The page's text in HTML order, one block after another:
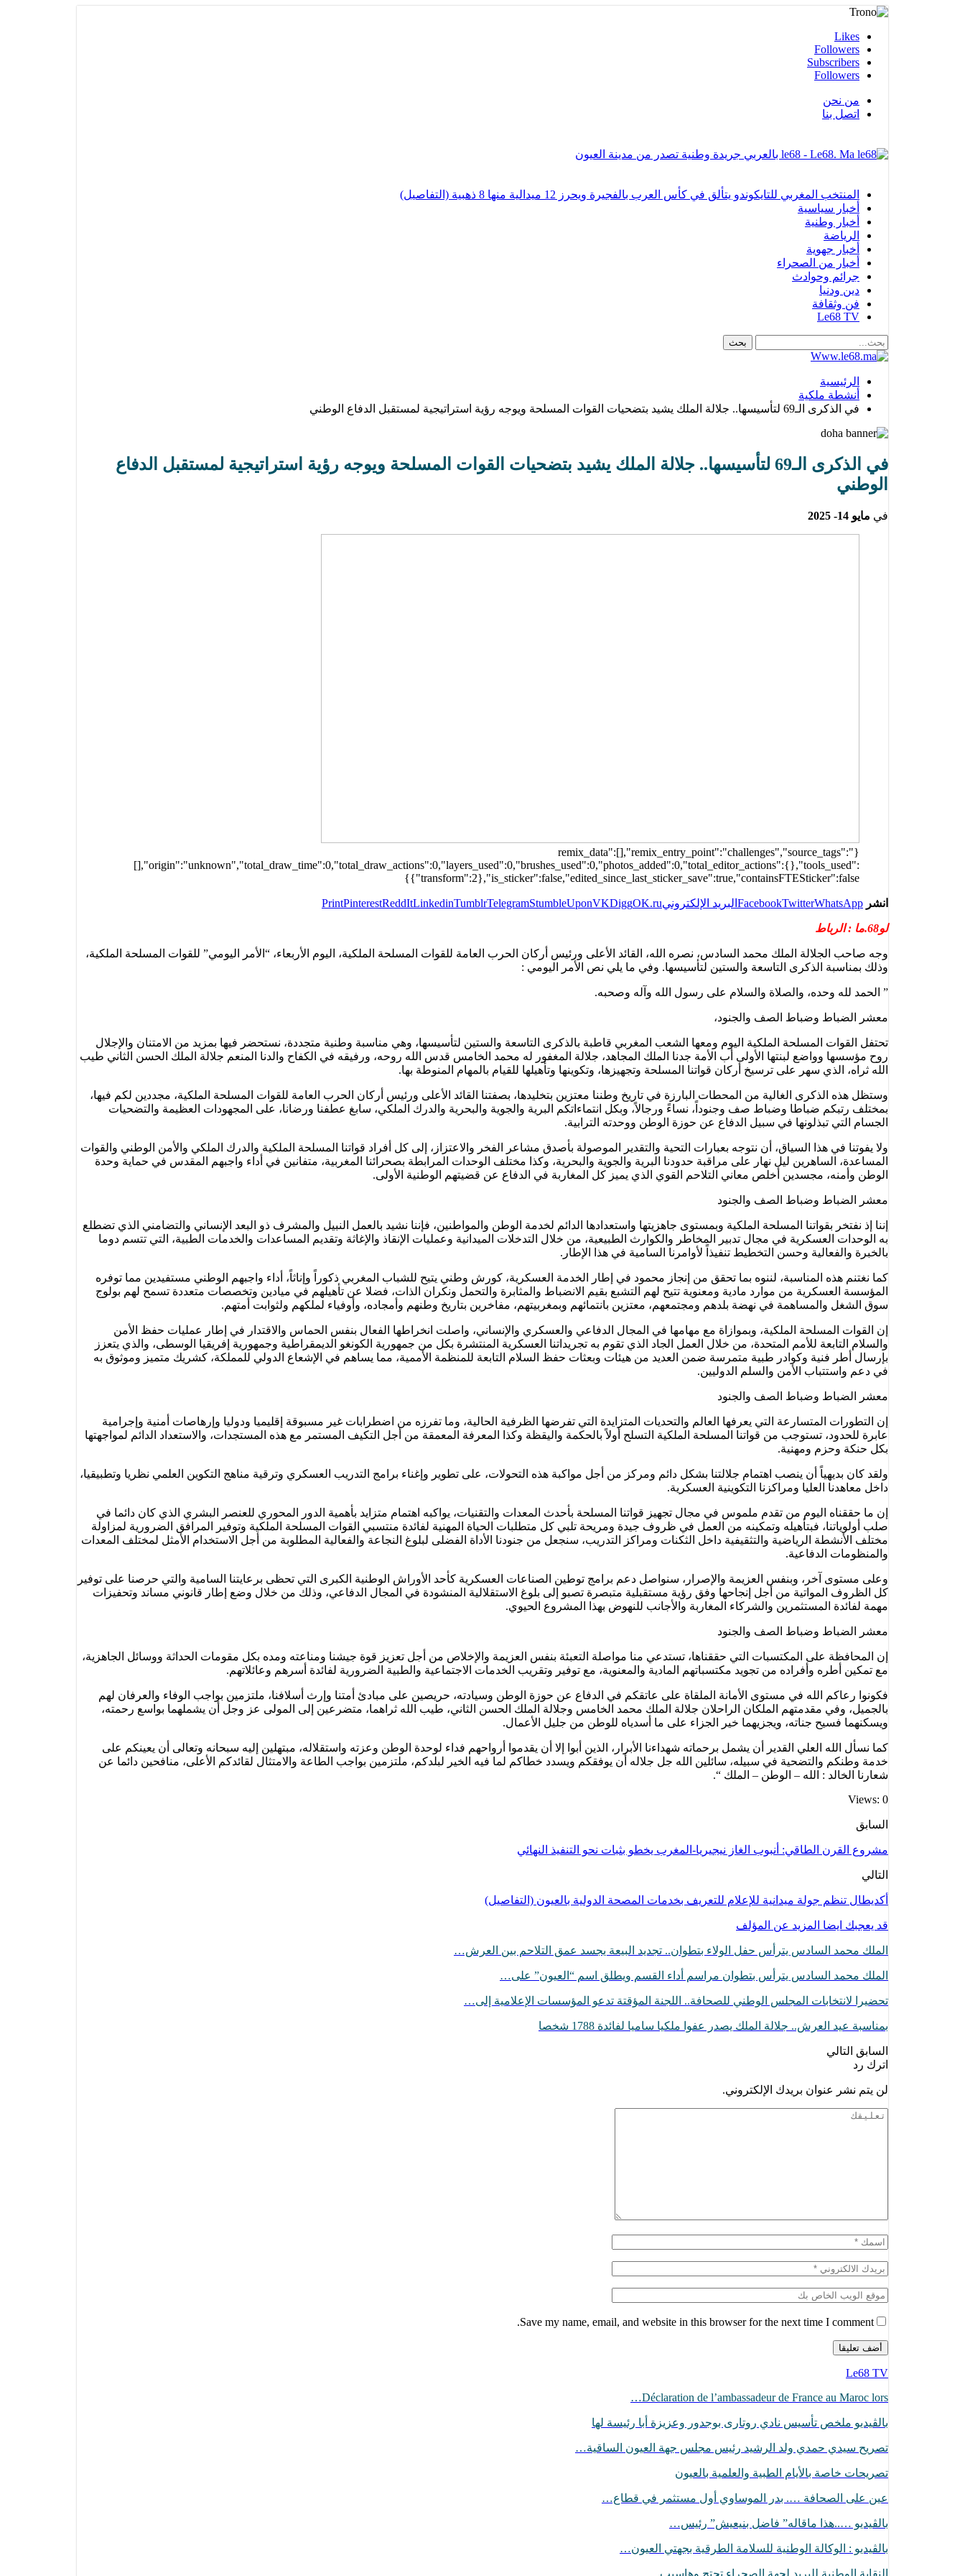
Likes
Followers
Subscribers
Followers
من نحن
اتصل بنا
le68 - Le68. Ma بالعربي جريدة وطنية تصدر من مدينة العيون
المنتخب المغربي للتايكوندو يتألق في كأس العرب بالفجيرة ويحرز 12 ميدالية منها 8 ذهبية (التفاصيل)
أخبار سياسية
أخبار وطنية
الرياضة
أخبار جهوية
أخبار من الصحراء
جرائم وحوادث
دين ودنيا
فن وثقافة
Le68 TV
الرئيسية
أنشطة ملكية
في الذكرى الـ69 لتأسيسها.. جلالة الملك يشيد بتضحيات القوات المسلحة ويوجه رؤية استراتيجية لمستقبل الدفاع الوطني
في الذكرى الـ69 لتأسيسها.. جلالة الملك يشيد بتضحيات القوات المسلحة ويوجه رؤية استراتيجية لمستقبل الدفاع
الوطني
في مايو 14- 2025
{"remix_data":[],"remix_entry_point":"challenges","source_tags":
[],"origin":"unknown","total_draw_time":0,"total_draw_actions":0,"layers_used":0,"brushes_used":0,"photos_added":0,"total_editor_actions":{},"tools_used":
{"transform":2},"is_sticker":false,"edited_since_last_sticker_save":true,"containsFTESticker":false}
انشر FacebookTwitterWhatsApp البريد الإلكتروني PrintPinterestReddItLinkedinTumblrTelegramStumbleUponVKDiggOK.ru
لو68.ما : الرباط
وجه صاحب الجلالة الملك محمد السادس، نصره الله، القائد الأعلى ورئيس أركان الحرب العامة للقوات المسلحة الملكية، اليوم الأربعاء، “الأمر اليومي” للقوات المسلحة الملكية،
وذلك بمناسبة الذكرى التاسعة والستين لتأسيسها. وفي ما يلي نص الأمر اليومي :
” الحمد لله وحده، والصلاة والسلام على رسول الله وآله وصحبه.
معشر الضباط وضباط الصف والجنود،
تحتفل القوات المسلحة الملكية اليوم ومعها الشعب المغربي قاطبة بالذكرى التاسعة والستين لتأسيسها، وهي مناسبة وطنية متجددة، نستحضر فيها بمزيد من الامتنان والإجلال
روح مؤسسها وواضع لبنتها الأولى أب الأمة جدنا الملك المجاهد، جلالة المغفور له محمد الخامس قدس الله روحه، ورفيقه في الكفاح والدنا المنعم جلالة الملك الحسن الثاني طيب
الله ثراه، الذي سهر على ترسيخ أركان قواتنا المسلحة وتجهيزها، وتكوينها وتأهيلها للقيام بالمهام المنوطة بها.
وستظل هذه الذكرى الغالية من المحطات البارزة في تاريخ وطننا معتزين بتخليدها، بصفتنا القائد الأعلى ورئيس أركان الحرب العامة للقوات المسلحة الملكية، مجددين لكم فيها،
بمختلف رتبكم ضباطا وضباط صف وجنوداً، نساءً ورجالاً، وبكل انتماءاتكم البرية والجوية والبحرية والدرك الملكي، سابغ عطفنا ورضانا، على المجهودات العظيمة والتضحيات
الجسام التي تبذلونها في سبيل الدفاع عن حوزة الوطن ووحدته الترابية.
ولا يفوتنا في هذا السياق، أن نتوجه بعبارات التحية والتقدير الموصولة بأصدق مشاعر الفخر والاعتزاز، إلى كل أفراد قواتنا المسلحة الملكية والدرك الملكي والأمن الوطني والقوات
المساعدة، الساهرين ليل نهار على مراقبة حدودنا البرية والجوية والبحرية، وكذا مختلف الوحدات المرابطة بصحرائنا المغربية، متفانين في أداء واجبهم المقدس في حماية وحدة
الوطن وأمنه، مجسدين أخلص معاني التلاحم القوي الذي يميز كل المغاربة في الدفاع عن قضيتهم الوطنية الأولى.
معشر الضباط وضباط الصف والجنود
إننا إذ نفتخر بقواتنا المسلحة الملكية وبمستوى جاهزيتها واستعدادها الدائم لخدمة الوطن والمواطنين، فإننا نشيد بالعمل النبيل والمشرف ذو البعد الإنساني والتضامني الذي تضطلع
به الوحدات العسكرية في مجال تدبير المخاطر والكوارث الطبيعية، من خلال التدخلات الميدانية وعمليات الإنقاذ والإغاثة وتقديم المساعدات والخدمات الطبية، التي تتسم دوما
بالخبرة والفعالية وحسن التخطيط تنفيذاً لأوامرنا السامية في هذا الإطار.
كما نغتنم هذه المناسبة، لننوه بما تحقق من إنجاز محمود في إطار الخدمة العسكرية، كورش وطني يتيح للشباب المغربي ذكوراً وإناثاً، أداء واجبهم الوطني مستفيدين مما توفره
المؤسسة العسكرية من موارد مادية ومعنوية تتيح لهم التشبع بقيم الانضباط والمثابرة والتحمل ونكران الذات، فضلا عن تأهيلهم في ميادين وتخصصات متعددة تسمح لهم بولوج
سوق الشغل والمساهمة في نهضة بلدهم ومجتمعهم، معتزين بانتمائهم وبمغربيتهم، مفاخرين بتاريخ وطنهم وأمجاده، وأوفياء لملكهم ولثوابت أمتهم.
إن القوات المسلحة الملكية، وبموازاة مع مهامها في المجال الدفاعي والعسكري والإنساني، واصلت انخراطها الفعال بنفس الحماس والاقتدار في إطار عمليات حفظ الأمن
والسلام التابعة للأمم المتحدة، من خلال العمل الجاد الذي تقوم به تجريداتنا العسكرية المنتشرة بكل من جمهورية الكونغو الديمقراطية وجمهورية إفريقيا الوسطى، والذي يتعزز
بإرسال أطر فنية وكوادر طبية متمرسة ضمن العديد من هيئات وبعثات حفظ السلام التابعة للمنظمة الأممية، مما يساهم في الإشعاع الدولي للمملكة، كشريك متميز وموثوق به
في دعم واستتباب الأمن والسلم الدوليين.
معشر الضباط وضباط الصف والجنود
إن التطورات المتسارعة التي يعرفها العالم والتحديات المتزايدة التي تفرضها الظرفية الحالية، وما تفرزه من اضطرابات غير مسبوقة إقليميا ودوليا وإرهاصات أمنية وإجرامية
عابرة للحدود، تستوجب من قواتنا المسلحة الملكية التسلح أولاً بالحكمة واليقظة وكذا المعرفة المعمقة من أجل التكيف المستمر مع هذه المستجدات، والاستعداد الدائم لمواجهتها
بكل حنكة وحزم ومهنية.
ولقد كان بديهياً أن ينصب اهتمام جلالتنا بشكل دائم ومركز من أجل مواكبة هذه التحولات، على تطوير وإغناء برامج التدريب العسكري وترقية مناهج التكوين العلمي نظريا وتطبيقيا،
داخل معاهدنا العليا ومراكزنا التكوينية العسكرية.
إن ما حققناه اليوم من تقدم ملموس في مجال تجهيز قواتنا المسلحة بأحدث المعدات والتقنيات، يواكبه اهتمام متزايد بأهمية الدور المحوري للعنصر البشري الذي كان دائما في
صلب أولوياتنا، فبتأهيله وتمكينه من العمل في ظروف جيدة ومريحة تلبي كل متطلبات الحياة المهنية لفائدة منتسبي القوات المسلحة الملكية وتوفير المرافق الضرورية لمزاولة
مختلف الأنشطة الرياضية والتثقيفية داخل الثكنات ومراكز التدريب، سنجعل من جنودنا الأداة الفضلى لبلوغ النجاعة والفعالية المطلوبة من أجل الاستخدام الأمثل لمختلف المعدات
والمنظومات الدفاعية.
وعلى مستوى آخر، وبنفس العزيمة والإصرار، سنواصل دعم برامج توطين الصناعات العسكرية كأحد الأوراش الوطنية الكبرى التي تحظى برعايتنا السامية والتي حرصنا على توفير
كل الظروف المواتية من أجل إنجاحها وفق رؤية مستقبلية متبصرة تصبو إلى بلوغ الاستقلالية المنشودة في المجال الدفاعي، وذلك من خلال وضع إطار قانوني مساند وتحفيزات
مهمة لفائدة المستثمرين والشركاء المغاربة والأجانب للنهوض بهذا المشروع الحيوي.
معشر الضباط وضباط الصف والجنود
إن المحافظة على المكتسبات التي حققناها، تستدعي منا مواصلة التعبئة بنفس العزيمة والإخلاص من أجل تعزيز قوة جيشنا ومناعته ومده بكل مقومات الحداثة ووسائل الجاهزية،
مع تمكين أطره وأفراده من تجويد مكتسباتهم المادية والمعنوية، مع توفير وتقريب الخدمات الاجتماعية والطبية الضرورية لفائدة أسرهم وعائلاتهم.
فكونوا رعاكم الله في مستوى الأمانة الملقاة على عاتقكم في الدفاع عن حوزة الوطن وسيادته، حريصين على مبادئ أمتنا وإرث أسلافنا، ملتزمين بواجب الوفاء والعرفان لهم
بالجميل، وفي مقدمتهم الملكان الراحلان جلالة الملك محمد الخامس وجلالة الملك الحسن الثاني، طيب الله ثراهما، متضرعين إلى المولى عز وجل أن يشملهما بواسع رحمته،
ويسكنهما فسيح جناته، ويجزيهما خير الجزاء على ما أسدياه للوطن من جليل الأعمال.
كما نسأل الله العلي القدير أن يشمل برحماته شهداءنا الأبرار، الذين أبوا إلا أن يقدموا أرواحهم فداء لوحدة الوطن وعزته واستقلاله، مبتهلين إليه سبحانه وتعالى أن يعينكم على
خدمة وطنكم والتضحية في سبيله، سائلين الله جل جلاله أن يوفقكم ويسدد خطاكم لما فيه الخير لبلدكم، ملتزمين بواجب الطاعة والامتثال لقائدكم الأعلى، منافحين دائما عن
شعارنا الخالد : الله – الوطن – الملك “.
Views: 0
السابق
مشروع القرن الطاقي: أنبوب الغاز نيجيريا-المغرب يخطو بثبات نحو التنفيذ النهائي
التالي
أكديطال تنظم جولة ميدانية للإعلام للتعريف بخدمات المصحة الدولية بالعيون (التفاصيل)
قد يعجبك ايضا المزيد عن المؤلف
الملك محمد السادس يترأس حفل الولاء بتطوان.. تجديد البيعة يجسد عمق التلاحم بين العرش…
الملك محمد السادس يترأس بتطوان مراسم أداء القسم ويطلق اسم “العيون” على…
تحضيرا لانتخابات المجلس الوطني للصحافة.. اللجنة المؤقتة تدعو المؤسسات الإعلامية إلى…
بمناسبة عيد العرش.. جلالة الملك يصدر عفوا ملكيا ساميا لفائدة 1788 شخصا
السابق التالي
اترك رد
لن يتم نشر عنوان بريدك الإلكتروني.
Save my name, email, and website in this browser for the next time I comment.
Le68 TV
Déclaration de l’ambassadeur de France au Maroc lors…
بالڨيديو ملخص تأسيس نادي روتارى بوجدور وعزيزة أبا رئيسة لها
تصريح سيدي حمدي ولد الرشيد رئيس مجلس جهة العيون الساقية…
تصريحات خاصة بالأيام الطبية والعلمية بالعيون
عين على الصحافة …. بدر الموساوي أول مستثمر في قطاع…
بالڤيديو …..هذا ماقاله” فاضل بنيعيش” رئيس…
بالڤيديو : الوكالة الوطنية للسلامة الطرقية بجهتي العيون…
النقابة الوطنية للبريد لجهة الصحراء تحتج وهاسبب